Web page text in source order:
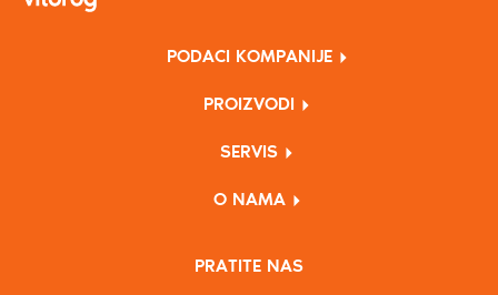
PODACI KOMPANIJE
PROIZVODI
SERVIS
O NAMA
PRATITE NAS